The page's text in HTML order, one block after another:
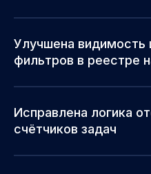
Улучшена видимость
фильтров в реестре
Исправлена логика
счётчиков задач